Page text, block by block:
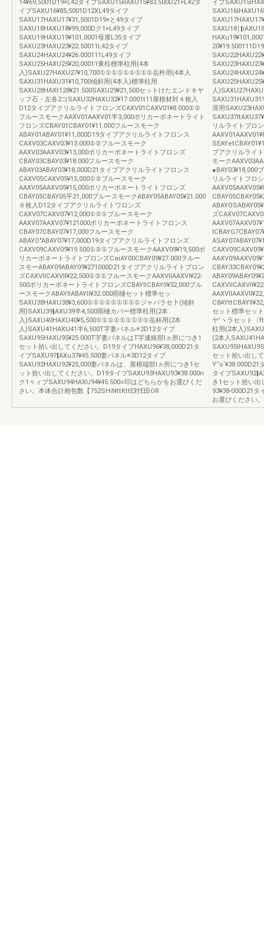
14¥69,5001D19×L42タイプSAXU15RAXU15¥83.500D21×L42タ
イブSAXU16¥85,5001D12XL49タイフ
SAXU17HAXU17¥31,5001D19×と49タイブ
SAXU18HAXU18¥99,000Dク1×L49タイブ
SAXU19HAXU19¥101,0001母屋L35タイプ
SAXU23HAXU23¥22.50011L42タイブ
SAXU24HAXU24¥26.000111L49タイフ
SAXU25HAXU25¥20,00011東柱標準柱用(4本
入)SAXU27HAXU27¥10,700①①①①①①①①①岳杵用(4本人
SAXU31HAXU31¥10,700傾斜用(4本入)標準柱用
SAXU28HAXt128¥21.500SAXU29¥21,500セットけたエンドキヤ
ッフ石・左各2コSAXU32HAXU32¥17.0001t11屋根材対４枚入
D12タイプアクリルライトフロンズCAXV01CAXV01¥8.000①②
フルースモークAAXV01AAXV01半3,000ポリカーボネートライト
フロンズCBAY01CBAY01¥11.000フルースモーク
ABAY01ABAY01¥11,000D19タイプアクリルライトフロンス
CAXV03CAXV03¥13.000①②フルースモーク
AAXV03AAXV03¥13,000ポリカーポネートライトブロンズ
CBAY03CBAY03¥18.000フルースモーク
ABAY03ABAY03¥18,000D21タイプアクリルライトフロンス
CAXV05CAXV05¥15,000①②ブルースモーク
AAXV05AAXV05¥15,000ポリカーボネートライトフロンズ
CBAY05CBAY05平21,000ブルースモークABAY05ABAY05¥21.000
６枚入D12タイプアクリルライトワロンズ
CAXV07CAXV07¥12,000①②①ブルースモーク
AAXV07AAXV07¥121000ポリカーボネートライトフロンス
CBAY07CBAY07¥17,000フルースモーク
ABAYO″ABAY07¥17,000D19タイプアクリルライトフロンズ
CAXV09CAXV09¥19.500①②①フルースモークAAXV09¥19,500ポ
リカーボネートライトブロンズCaiAY00CBAY09¥27.000ヲルー
スモーABAY09ABAY09¥271000D21タイブアクリルライトブロン
ズCAXVllCAXVll¥22,500①②①フルースモークAAXVllAAXVl¥22‐
500ポリカーボネートライトフロンズCBAYllCBAYll¥32,000ブル
ースモークABAYllABAYll¥32.000雨樋セット標準セッ
SAXU38HAXU38¥3,600①①①①①①①①①ジャバラセ卜(傾斜
用)SAXU39‖AXU39半4,500雨樋カバー標準柱用(2本
入)SAXU40HAXU40¥5,500①①①①①①①①①岳杯用(2本
人)SAXU41HAXU41半6,500T字妻パネル※2D12タイプ
SAXU95HAXU95¥25.000T字妻パネルはT字連絡部lヵ所につき1
セット拾い出してください。D19タイブHAXU96¥38,000D21タ
イプSAXU97‖AXu37¥45.500妻パネル※3D12タイブ
SAXU92HAXU92¥25,000妻パネルは、屋根端部lヵ所につき1セ
ット拾い出してください。D19タイプSAXU93HAXU93¥38.000n
ク1々ィブSAXU94HAXU94¥45.500○印はどちらかをお選びくだ
さい。本体合計相包数【752SHiNttKttE対E田OR
イプ
SAXU18￨
人
滞用
リルライトブロ
プアクリルライ
モーク
●BAY03¥18,000
リルライトフロ
ズ
セット標準セ
ヤ′ヽラセット〔
柱用(2本入
(2本人
セット拾い出し
Y“o`¥38.000D21
タイプ
き1セット拾い出
93¥38‐000D21
お選びください